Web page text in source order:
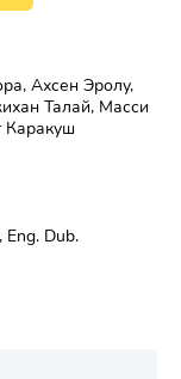
Ахсен Эролу,
Талай, Масси
Каракуш
Eng. Dub.